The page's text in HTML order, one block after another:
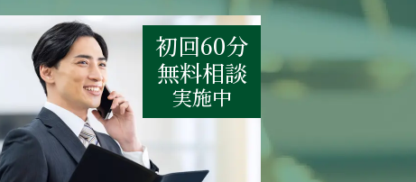
初回60分
無料相談
実施中